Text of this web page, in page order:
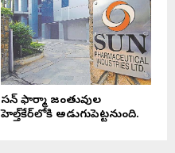
సన్ ఫార్మా జంతువుల
హెల్త్‌కేర్‌లోకి అడుగుపెట్టనుంది.